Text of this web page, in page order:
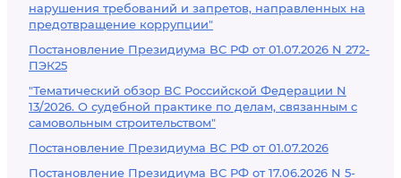
нарушения требований и запретов, направленных на
предотвращение коррупции"
Постановление Президиума ВС РФ от 01.07.2026 N 272-
ПЭК25
"Тематический обзор ВС Российской Федерации N
13/2026. О судебной практике по делам, связанным с
самовольным строительством"
Постановление Президиума ВС РФ от 01.07.2026
Постановление Президиума ВС РФ от 17.06.2026 N 5-